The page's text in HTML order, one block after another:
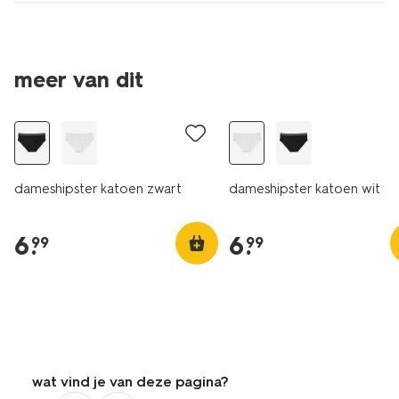
meer van dit
dameshipster katoen zwart
6.
99
dameshipster katoen wit
6.
99
wat vind je van deze pagina?